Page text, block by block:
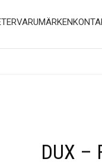
VARUMÄRKEN
DUX –